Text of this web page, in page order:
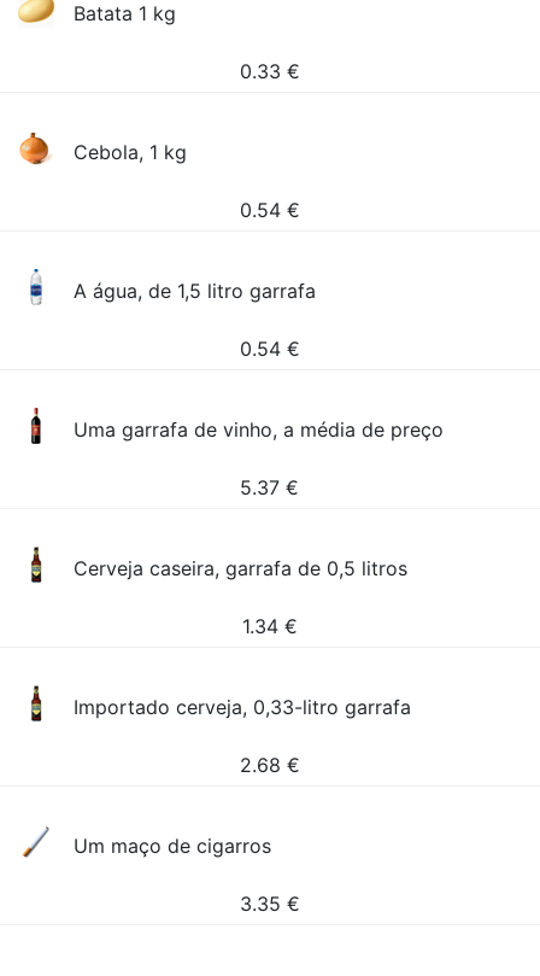
Batata 1 kg
0.33 €
Cebola, 1 kg
0.54 €
A água, de 1,5 litro garrafa
0.54 €
Uma garrafa de vinho, a média de preço
5.37 €
Cerveja caseira, garrafa de 0,5 litros
1.34 €
Importado cerveja, 0,33-litro garrafa
2.68 €
Um maço de cigarros
3.35 €